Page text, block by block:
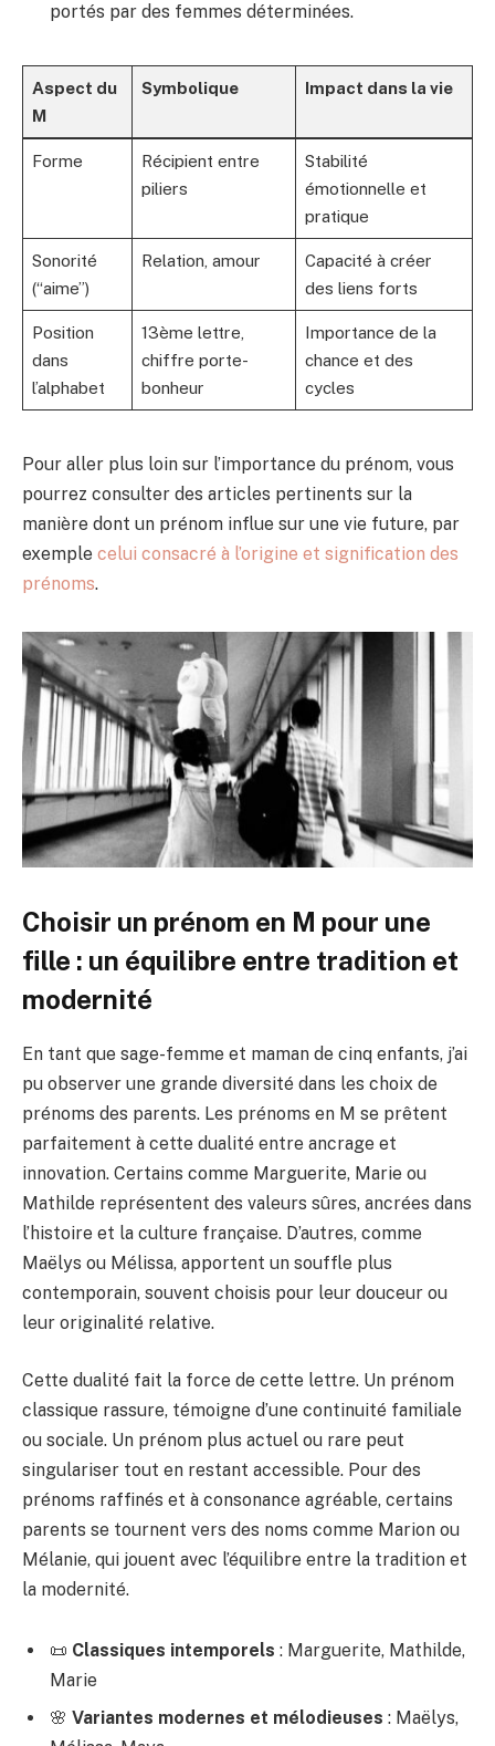
portés par des femmes déterminées.
Aspect du
M
Symbolique Impact dans la vie
Forme
Récipient entre
piliers
Stabilité
émotionnelle et
pratique
Sonorité
(“aime”)
Relation, amour
Capacité à créer
des liens forts
Position
dans
l’alphabet
13ème lettre,
chiffre porte-
bonheur
Importance de la
chance et des
cycles
Pour aller plus loin sur l’importance du prénom, vous
pourrez consulter des articles pertinents sur la
manière dont un prénom influe sur une vie future, par
exemple celui consacré à l’origine et signification des
prénoms.
Choisir un prénom en M pour une
fille : un équilibre entre tradition et
modernité
En tant que sage-femme et maman de cinq enfants, j’ai
pu observer une grande diversité dans les choix de
prénoms des parents. Les prénoms en M se prêtent
parfaitement à cette dualité entre ancrage et
innovation. Certains comme Marguerite, Marie ou
Mathilde représentent des valeurs sûres, ancrées dans
l’histoire et la culture française. D’autres, comme
Maëlys ou Mélissa, apportent un souffle plus
contemporain, souvent choisis pour leur douceur ou
leur originalité relative.
Cette dualité fait la force de cette lettre. Un prénom
classique rassure, témoigne d’une continuité familiale
ou sociale. Un prénom plus actuel ou rare peut
singulariser tout en restant accessible. Pour des
prénoms raffinés et à consonance agréable, certains
parents se tournent vers des noms comme Marion ou
Mélanie, qui jouent avec l’équilibre entre la tradition et
la modernité.
📜 Classiques intemporels : Marguerite, Mathilde,
Marie
🌸 Variantes modernes et mélodieuses : Maëlys,